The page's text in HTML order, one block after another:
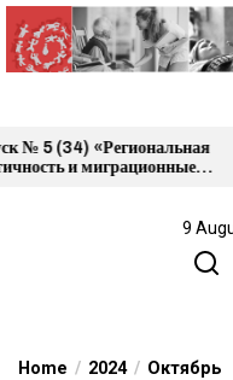
Skip
to
the
(34) «Региональная
и миграционные
9
Home 2024 Октябрь